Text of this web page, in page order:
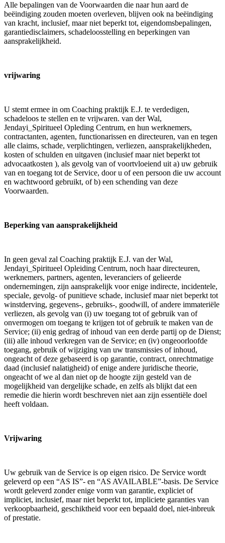
Alle bepalingen van de Voorwaarden die naar hun aard de
beëindiging zouden moeten overleven, blijven ook na beëindiging
van kracht, inclusief, maar niet beperkt tot, eigendomsbepalingen,
garantiedisclaimers, schadeloosstelling en beperkingen van
aansprakelijkheid.
vrijwaring
U stemt ermee in om Coaching praktijk E.J. te verdedigen,
schadeloos te stellen en te vrijwaren. van der Wal,
Jendayi_Spiritueel Opleding Centrum, en hun werknemers,
contractanten, agenten, functionarissen en directeuren, van en tegen
alle claims, schade, verplichtingen, verliezen, aansprakelijkheden,
kosten of schulden en uitgaven (inclusief maar niet beperkt tot
advocaatkosten ), als gevolg van of voortvloeiend uit a) uw gebruik
van en toegang tot de Service, door u of een persoon die uw account
en wachtwoord gebruikt, of b) een schending van deze
Voorwaarden.
Beperking van aansprakelijkheid
In geen geval zal Coaching praktijk E.J. van der Wal,
Jendayi_Spiritueel Opleiding Centrum, noch haar directeuren,
werknemers, partners, agenten, leveranciers of gelieerde
ondernemingen, zijn aansprakelijk voor enige indirecte, incidentele,
speciale, gevolg- of punitieve schade, inclusief maar niet beperkt tot
winstderving, gegevens-, gebruiks-, goodwill, of andere immateriële
verliezen, als gevolg van (i) uw toegang tot of gebruik van of
onvermogen om toegang te krijgen tot of gebruik te maken van de
Service; (ii) enig gedrag of inhoud van een derde partij op de Dienst;
(iii) alle inhoud verkregen van de Service; en (iv) ongeoorloofde
toegang, gebruik of wijziging van uw transmissies of inhoud,
ongeacht of deze gebaseerd is op garantie, contract, onrechtmatige
daad (inclusief nalatigheid) of enige andere juridische theorie,
ongeacht of we al dan niet op de hoogte zijn gesteld van de
mogelijkheid van dergelijke schade, en zelfs als blijkt dat een
remedie die hierin wordt beschreven niet aan zijn essentiële doel
heeft voldaan.
Vrijwaring
Uw gebruik van de Service is op eigen risico. De Service wordt
geleverd op een “AS IS”- en “AS AVAILABLE”-basis. De Service
wordt geleverd zonder enige vorm van garantie, expliciet of
impliciet, inclusief, maar niet beperkt tot, impliciete garanties van
verkoopbaarheid, geschiktheid voor een bepaald doel, niet-inbreuk
of prestatie.